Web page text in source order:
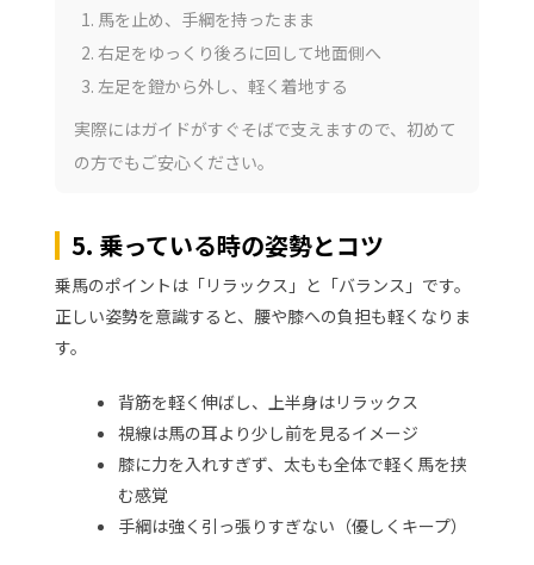
馬を止め、手綱を持ったまま
右足をゆっくり後ろに回して地面側へ
左足を鐙から外し、軽く着地する
実際にはガイドがすぐそばで支えますので、初めて
の方でもご安心ください。
5. 乗っている時の姿勢とコツ
乗馬のポイントは「リラックス」と「バランス」です。
正しい姿勢を意識すると、腰や膝への負担も軽くなりま
す。
背筋を軽く伸ばし、上半身はリラックス
視線は馬の耳より少し前を見るイメージ
膝に力を入れすぎず、太もも全体で軽く馬を挟
む感覚
手綱は強く引っ張りすぎない（優しくキープ）